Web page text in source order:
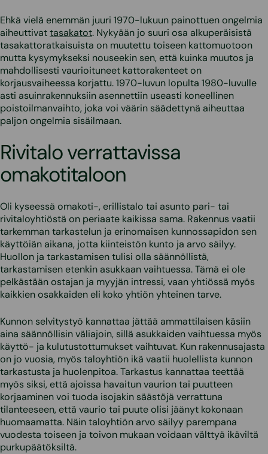
Ehkä vielä enemmän juuri 1970-lukuun painottuen ongelmia
aiheuttivattasakatot. Nykyään jo suuri osa alkuperäisistä
tasakattoratkaisuista on muutettu toiseen kattomuotoon
mutta kysymykseksi nouseekin sen, että kuinka muutos ja
mahdollisesti vaurioituneet kattorakenteet on
korjausvaiheessa korjattu. 1970-luvun lopulta 1980-luvulle
asti asuinrakennuksiin asennettiin useasti koneellinen
poistoilmanvaihto, joka voi väärin säädettynä aiheuttaa
paljon ongelmia sisäilmaan.
Rivitalo verrattavissa
omakotitaloon
Oli kyseessä omakoti-, erillistalo tai asunto pari- tai
rivitaloyhtiöstä on periaate kaikissa sama. Rakennus vaatii
tarkemman tarkastelun ja erinomaisen kunnossapidon sen
käyttöiän aikana, jotta kiinteistön kunto ja arvo säilyy.
Huollon ja tarkastamisen tulisi olla säännöllistä,
tarkastamisen etenkin asukkaan vaihtuessa. Tämä ei ole
pelkästään ostajan ja myyjän intressi, vaan yhtiössä myös
kaikkien osakkaiden eli koko yhtiön yhteinen tarve.
Kunnon selvitystyö kannattaa jättää ammattilaisen käsiin
aina säännöllisin väliajoin, sillä asukkaiden vaihtuessa myös
käyttö- ja kulutustottumukset vaihtuvat. Kun rakennusajasta
on jo vuosia, myös taloyhtiön ikä vaatii huolellista kunnon
tarkastusta ja huolenpitoa. Tarkastus kannattaa teettää
myös siksi, että ajoissa havaitun vaurion tai puutteen
korjaaminen voi tuoda isojakin säästöjä verrattuna
tilanteeseen, että vaurio tai puute olisi jäänyt kokonaan
huomaamatta. Näin taloyhtiön arvo säilyy parempana
vuodesta toiseen ja toivon mukaan voidaan välttyä ikäviltä
purkupäätöksiltä.